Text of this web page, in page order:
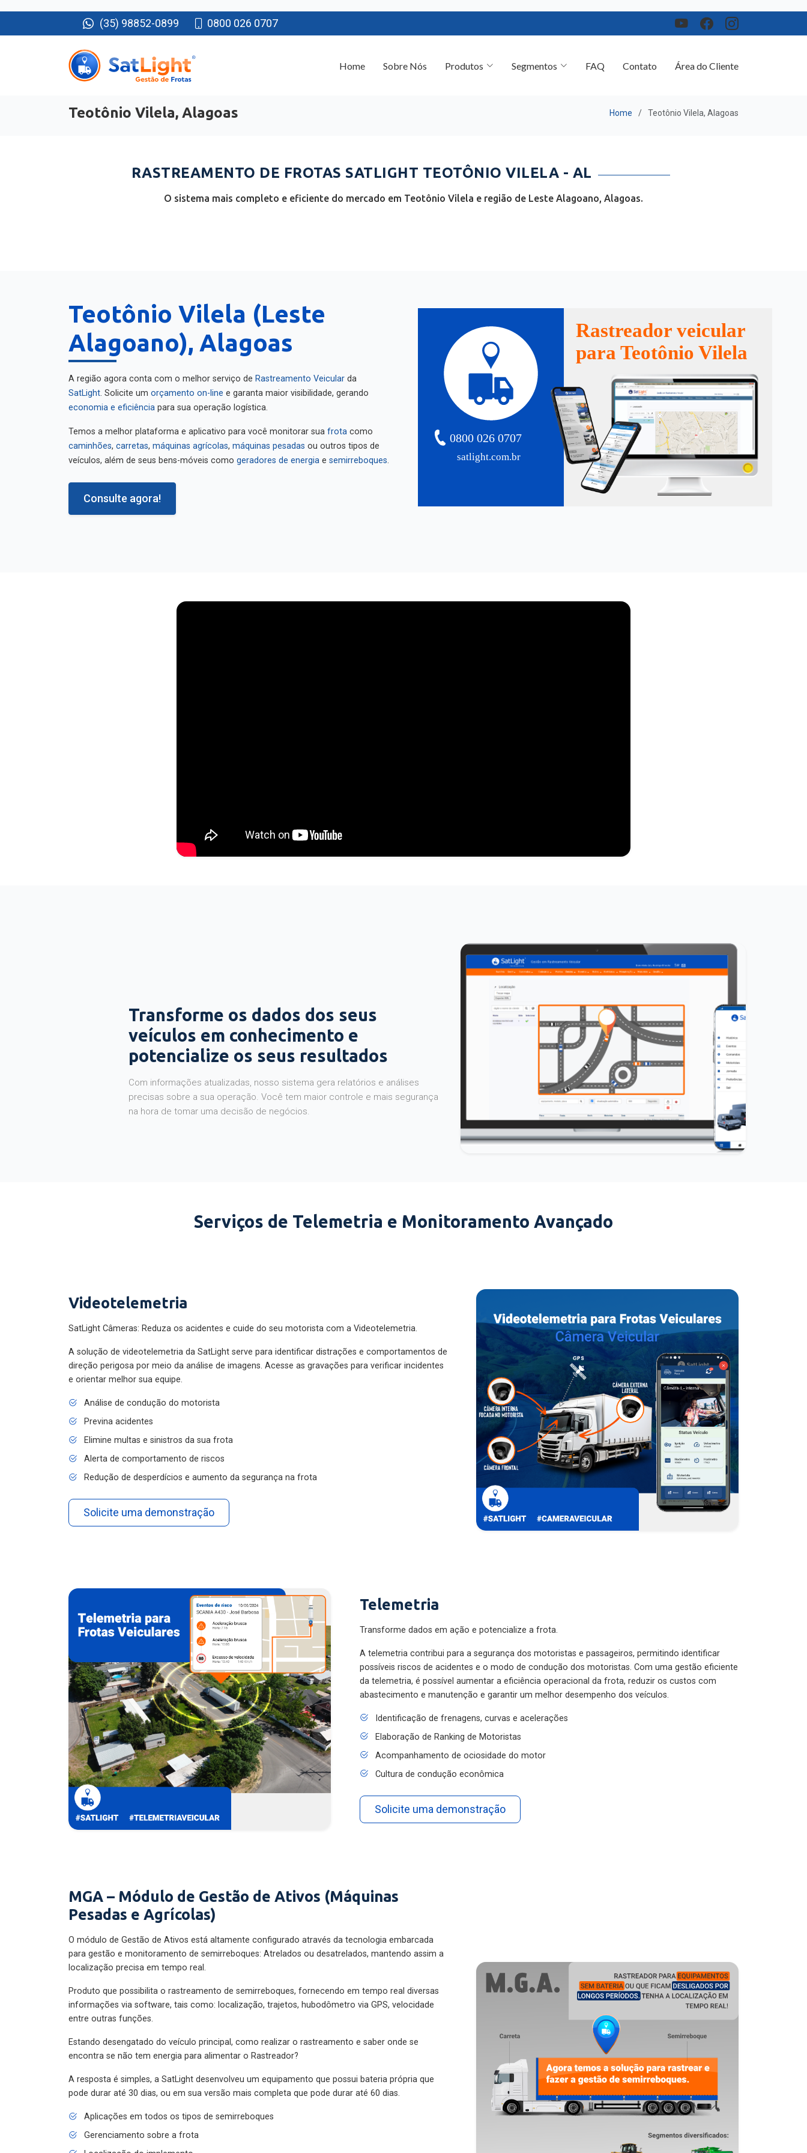
(35) 98852-0899 0800 026 0707
Teotônio Vilela, Alagoas
RASTREAMENTO DE FROTAS SATLIGHT TEOTÔNIO VILELA - AL
O sistema mais completo e eficiente do mercado em Teotônio Vilela e região de Leste Alagoano, Alagoas.
Teotônio Vilela (Leste
Alagoano), Alagoas
A região agora conta com o melhor serviço de Rastreamento Veicular
da
SatLight
. Solicite um orçamento on-line
e garanta maior visibilidade, gerando
economia e eficiência
para sua operação logística.
Temos a melhor plataforma e aplicativo para você monitorar sua frota
caminhões
máquinas agrícolas máquinas pesadas
ou outros tipos de
veículos, além de seus bens-móveis como
geradores de energia semirreboques
Consulte agora!
satlight.com.br
0800 026 0707
Rastreador veicular
para Teotônio Vilela
Transforme os dados dos seus
veículos em conhecimento e
potencialize os seus resultados
Com informações atualizadas, nosso sistema gera relatórios e análises
precisas sobre a sua operação. Você tem maior controle e mais segurança
na hora de tomar uma decisão de negócios.
Serviços de Telemetria e Monitoramento Avançado
Videotelemetria
SatLight Câmeras: Reduza os acidentes e cuide do seu motorista com a Videotelemetria.
A solução de videotelemetria da SatLight serve para identificar distrações e comportamentos de
direção perigosa por meio da análise de imagens. Acesse as gravações para verificar incidentes
e orientar melhor sua equipe.
Análise de condução do motorista
Previna acidentes
Elimine multas e sinistros da sua frota
Alerta de comportamento de riscos
Redução de desperdícios e aumento da segurança na frota
Solicite uma demonstração
Telemetria
Transforme dados em ação e potencialize a frota.
A telemetria contribui para a segurança dos motoristas e passageiros, permitindo identificar
possíveis riscos de acidentes e o modo de condução dos motoristas. Com uma gestão eficiente
da telemetria, é possível aumentar a eficiência operacional da frota, reduzir os custos com
abastecimento e manutenção e garantir um melhor desempenho dos veículos.
Identificação de frenagens, curvas e acelerações
Elaboração de Ranking de Motoristas
Acompanhamento de ociosidade do motor
Cultura de condução econômica
Solicite uma demonstração
MGA – Módulo de Gestão de Ativos (Máquinas
Pesadas e Agrícolas)
O módulo de Gestão de Ativos está altamente configurado através da tecnologia embarcada
para gestão e monitoramento de semirreboques: Atrelados ou desatrelados, mantendo assim a
localização precisa em tempo real.
Produto que possibilita o rastreamento de semirreboques, fornecendo em tempo real diversas
informações via software, tais como: localização, trajetos, hubodômetro via GPS, velocidade
entre outras funções.
Estando desengatado do veículo principal, como realizar o rastreamento e saber onde se
encontra se não tem energia para alimentar o Rastreador?
A resposta é simples, a SatLight desenvolveu um equipamento que possui bateria própria que
pode durar até 30 dias, ou em sua versão mais completa que pode durar até 60 dias.
Aplicações em todos os tipos de semirreboques
Gerenciamento sobre a frota
Localização do implemento